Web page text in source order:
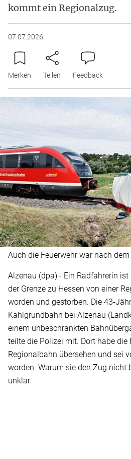
kommt ein Regionalzug.
07.07.2026
Merken Teilen Feedback
Auch die Feuerwehr war nach
Alzenau (dpa) - Ein Radfahrerin
der Grenze zu Hessen von einer
worden und gestorben. Die 43-
Kahlgrundbahn bei Alzenau
einem unbeschrankten
teilte die Polizei mit. Dort habe die
Regionalbahn übersehen und sei
worden. Warum sie den Zug nicht
unklar.